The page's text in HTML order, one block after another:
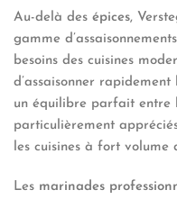
Au-delà des épices,
gamme
besoins des cuisines
d’assaisonner
un équilibre parfait entre
particulièrement
les cuisines à fort volume
Les marinades